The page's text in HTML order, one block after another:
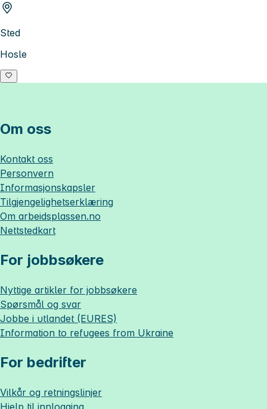
Sted
Hosle
Om oss
Kontakt oss
Personvern
Informasjonskapsler
Tilgjengelighetserklæring
Om arbeidsplassen.no
Nettstedkart
For jobbsøkere
Nyttige artikler for jobbsøkere
Spørsmål og svar
Jobbe i utlandet (EURES)
Information to refugees from Ukraine
For bedrifter
Vilkår og retningslinjer
Hjelp til innlogging